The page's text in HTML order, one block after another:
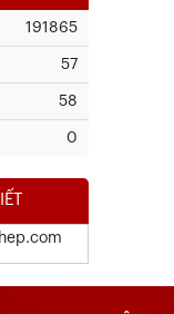
Tô Tường
191865
57
58
0